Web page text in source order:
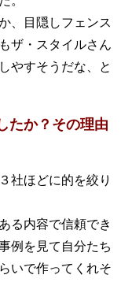
、目隠しフェンス
ザ・スタイルさん
やすそうだな、と
たか？その理由
社ほどに的を絞り
る内容で信頼でき
例を見て自分たち
いで作ってくれそ